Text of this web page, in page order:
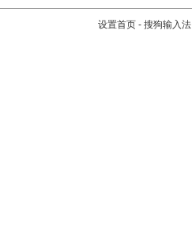
设置首页 - 搜狗输入法